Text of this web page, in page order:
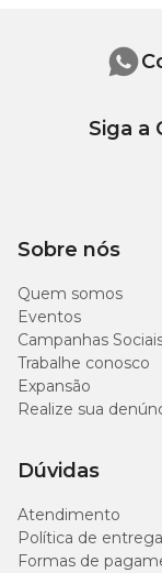
Sobre nós
Quem somos
Eventos
Campanhas
Trabalhe conosco
Expansão
Realize sua
Dúvidas
Atendimento
Política de
Formas de
Siga a